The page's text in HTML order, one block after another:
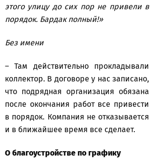
этого улицу до сих пор не привели в
порядок. Бардак полный!»
Без имени
– Там действительно прокладывали
коллектор. В договоре у нас записано,
что подрядная организация обязана
после окончания работ все привести
в порядок. Компания не отказывается
и в ближайшее время все сделает.
О благоустройстве по графику